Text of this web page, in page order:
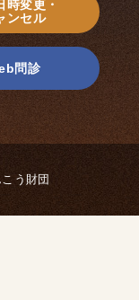
時変更・
ンセル
問診
う財団